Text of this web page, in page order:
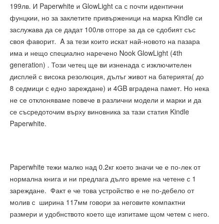
199лв. И Paperwhite и GlowLight са с почти идентични
фунцкии, но за заклетите привърженици на марка Kindle си
заслужава да се дадат 100лв отгоре за да се сдобият със
своя фаворит. A за тези които искат най-новото на пазара
има и нещо специално наречено Nook GlowLight (4th
generation) . Този четец ще ви изненада с изключителен
дисплей с висока резолюция, дълъг живот на батерията( до
8 седмици с едно зареждане) и 4GB вградена памет. Но нека
не се отклоняваме повече в различни модели и марки и да
се съсредоточим върху виновника за тази статия Kindle
Paperwhite.
Paperwhite тежи малко над 0.2кг което значи че е по-лек от
нормална книга и ни предлага дълго време на четене с 1
зареждане. Факт е че това устройство е не по-дебело от
молив с ширина 117мм говори за неговите компактни
размери и удобнството което ще изпитаме щом четем с него.